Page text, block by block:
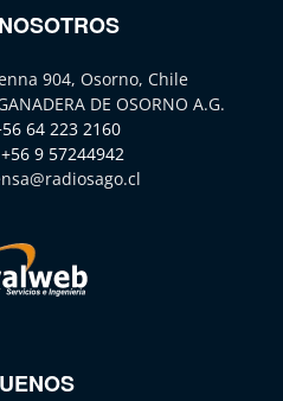
904, Osorno, Chile
DE OSORNO A.G.
64 223 2160
+56 9 57244942